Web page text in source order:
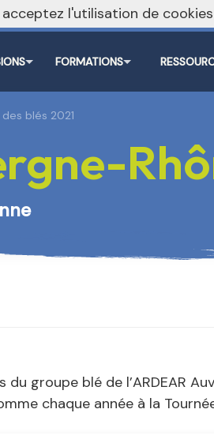
FORMATIONS
blés 2021
du groupe blé de l’ARDEAR
chaque année à la
l'utilisation de